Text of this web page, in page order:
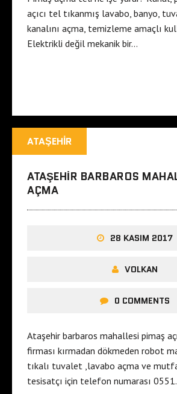
açıcı tel tıkanmış lavabo, banyo,
kanalını açma, temizleme amaçlı
Elektrikli değil mekanik bir…
ATAŞEHIR
ATAŞEHIR BARBAROS
AÇMA
28 KASIM 2017
VOLKAN
0 COMMENTS
Ataşehir barbaros mahallesi pimaş
firması kırmadan dökmeden robot
tıkalı tuvalet ,lavabo açma ve
tesisatçı için telefon numarası